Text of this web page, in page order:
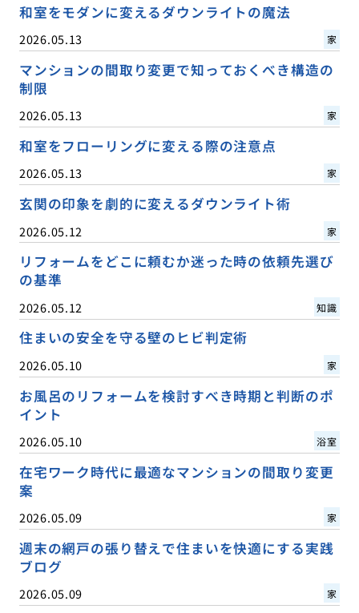
和室をモダンに変えるダウンライトの魔法
2026.05.13 家
マンションの間取り変更で知っておくべき構造の
制限
2026.05.13 家
和室をフローリングに変える際の注意点
2026.05.13 家
玄関の印象を劇的に変えるダウンライト術
2026.05.12 家
リフォームをどこに頼むか迷った時の依頼先選び
の基準
2026.05.12 知識
住まいの安全を守る壁のヒビ判定術
2026.05.10 家
お風呂のリフォームを検討すべき時期と判断のポ
イント
2026.05.10 浴室
在宅ワーク時代に最適なマンションの間取り変更
案
2026.05.09 家
週末の網戸の張り替えで住まいを快適にする実践
ブログ
2026.05.09 家